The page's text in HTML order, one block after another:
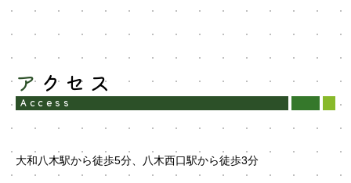
アクセス
Access
大和八木駅から徒歩5分、八木西口駅から徒歩3分